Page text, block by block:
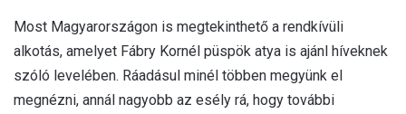
Most Magyarországon is megtekinthető a rendkívüli
alkotás, amelyet Fábry Kornél püspök atya is ajánl híveknek
szóló levelében. Ráadásul minél többen megyünk el
megnézni, annál nagyobb az esély rá, hogy további